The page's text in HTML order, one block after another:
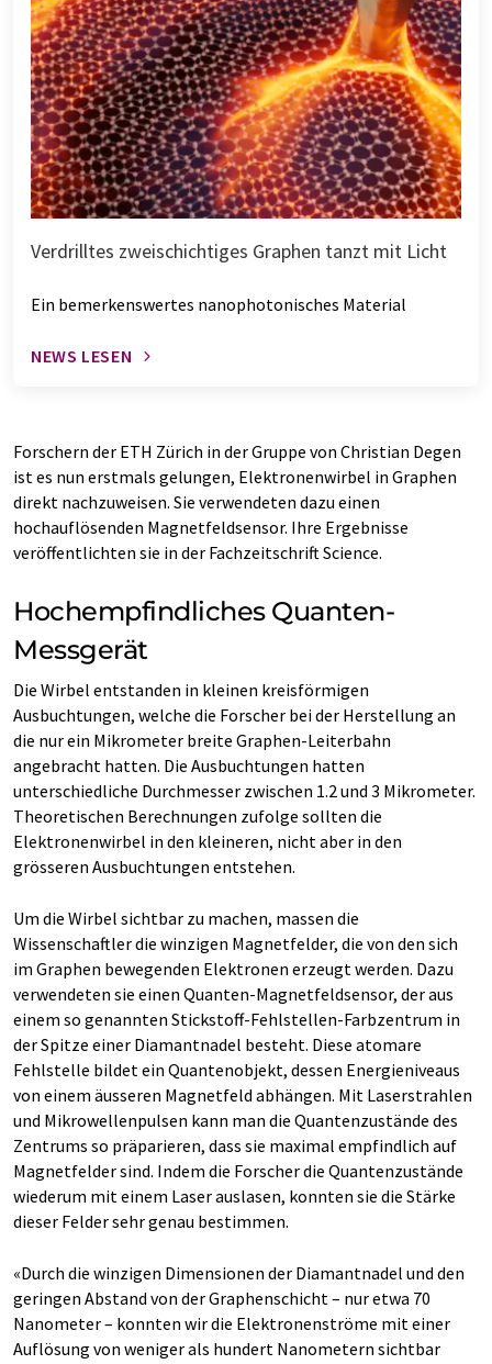
Verdrilltes zweischichtiges Graphen tanzt mit Licht
Ein bemerkenswertes nanophotonisches Material
NEWS LESEN
Forschern der ETH Zürich in der Gruppe von Christian Degen
ist es nun erstmals gelungen, Elektronenwirbel in Graphen
direkt nachzuweisen. Sie verwendeten dazu einen
hochauflösenden Magnetfeldsensor. Ihre Ergebnisse
veröffentlichten sie in der Fachzeitschrift Science.
Hochempfindliches Quanten-​
Messgerät
Die Wirbel entstanden in kleinen kreisförmigen
Ausbuchtungen, welche die Forscher bei der Herstellung an
die nur ein Mikrometer breite Graphen-​Leiterbahn
angebracht hatten. Die Ausbuchtungen hatten
unterschiedliche Durchmesser zwischen 1.2 und 3 Mikrometer.
Theoretischen Berechnungen zufolge sollten die
Elektronenwirbel in den kleineren, nicht aber in den
grösseren Ausbuchtungen entstehen.
Um die Wirbel sichtbar zu machen, massen die
Wissenschaftler die winzigen Magnetfelder, die von den sich
im Graphen bewegenden Elektronen erzeugt werden. Dazu
verwendeten sie einen Quanten-​Magnetfeldsensor, der aus
einem so genannten Stickstoff-​Fehlstellen-Farbzentrum in
der Spitze einer Diamantnadel besteht. Diese atomare
Fehlstelle bildet ein Quantenobjekt, dessen Energieniveaus
von einem äusseren Magnetfeld abhängen. Mit Laserstrahlen
und Mikrowellenpulsen kann man die Quantenzustände des
Zentrums so präparieren, dass sie maximal empfindlich auf
Magnetfelder sind. Indem die Forscher die Quantenzustände
wiederum mit einem Laser auslasen, konnten sie die Stärke
dieser Felder sehr genau bestimmen.
«Durch die winzigen Dimensionen der Diamantnadel und den
geringen Abstand von der Graphenschicht – nur etwa 70
Nanometer – konnten wir die Elektronenströme mit einer
Auflösung von weniger als hundert Nanometern sichtbar